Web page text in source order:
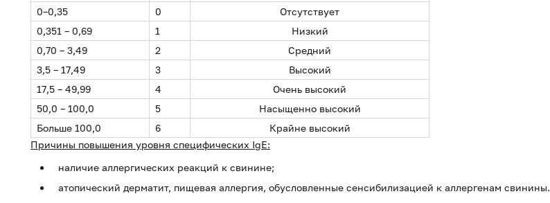
0–0,35 0
Отсутствует
0,351 – 0,69
1
Низкий
0,70 – 3,49
2
Средний
3,5 – 17,49
3
Высокий
17,5 – 49,99
4
Очень высокий
50,0 – 100,0
5
Насыщенно высокий
Больше 100,0
6
Крайне высокий
Причины повышения уровня специфических IgE:
наличие аллергических реакций к свинине;
атопический дерматит, пищевая аллергия, обусловленные сенсибилизацией к аллергенам свинины.